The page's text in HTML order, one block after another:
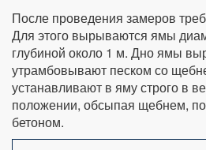
После проведения замеров
Для этого вырываются ямы
глубиной около 1 м. Дно ямы
утрамбовывают песком со
устанавливают в яму строго в
положении, обсыпая щебнем,
бетоном.